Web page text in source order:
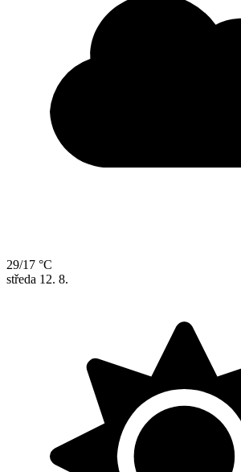
29/17 °C
středa 12. 8.